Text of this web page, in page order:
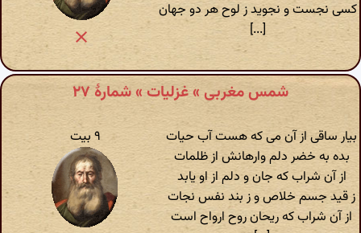
کسی نجست و نجوید ز لوح هر دو جهان
[...]
شمس مغربی » غزلیات » شمارهٔ ۲۷
بیار ساقی از آن می که هست آب حیات
بده به خضر دلم وارهانش از ظلمات
از آن شراب که جان و دلم از او یابد
ز قید جسم خلاص و ز بند نفس نجات
از آن شراب که ریحان روح ارواح است
۹ بیت